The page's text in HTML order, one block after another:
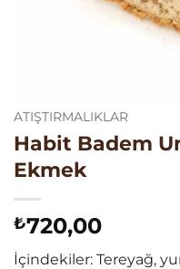
ATIŞTIRMALIKLAR
Habit Badem
Ekmek
₺720,00
İçindekiler: Tereyağ,